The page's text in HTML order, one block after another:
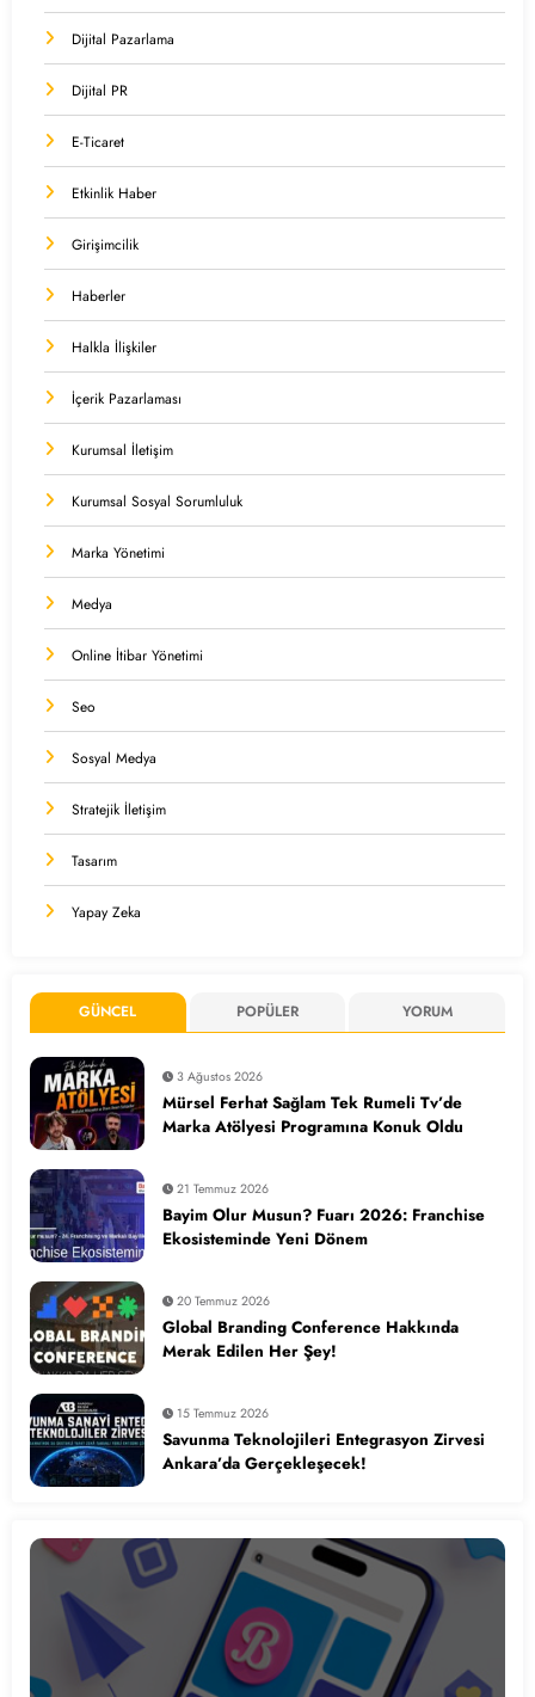
Dijital Pazarlama
Dijital PR
E-Ticaret
Etkinlik Haber
Girişimcilik
Haberler
Halkla İlişkiler
İçerik Pazarlaması
Kurumsal İletişim
Kurumsal Sosyal Sorumluluk
Marka Yönetimi
Medya
Online İtibar Yönetimi
Seo
Sosyal Medya
Stratejik İletişim
Tasarım
Yapay Zeka
GÜNCEL POPÜLER YORUM
3 Ağustos 2026
Mürsel Ferhat Sağlam Tek Rumeli Tv’de
Marka Atölyesi Programına Konuk Oldu
21 Temmuz 2026
Bayim Olur Musun? Fuarı 2026: Franchise
Ekosisteminde Yeni Dönem
20 Temmuz 2026
Global Branding Conference Hakkında
Merak Edilen Her Şey!
15 Temmuz 2026
Savunma Teknolojileri Entegrasyon Zirvesi
Ankara’da Gerçekleşecek!